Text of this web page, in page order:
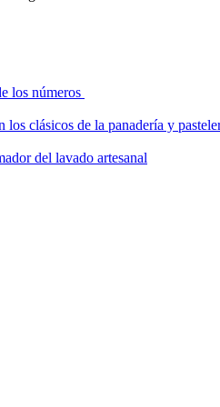
los números
clásicos de la panadería y
del lavado artesanal